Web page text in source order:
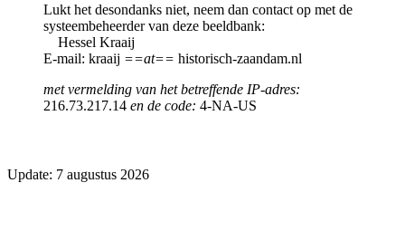
Lukt het desondanks niet, neem dan contact op met de
systeembeheerder van deze beeldbank:
Hessel Kraaij
E-mail: kraaij ==at== historisch-zaandam.nl
met vermelding van het betreffende IP-adres:
216.73.217.14 en de code: 4-NA-US
Update: 7 augustus 2026